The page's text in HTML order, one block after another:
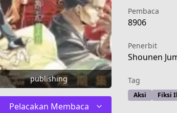
publishing
Pelacakan Membaca
Pembaca
8906
Penerbit
Shounen
Tag
Aksi Fiksi